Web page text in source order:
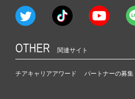
OTHER 関連サイト
チアキャリアアワード パートナーの募集